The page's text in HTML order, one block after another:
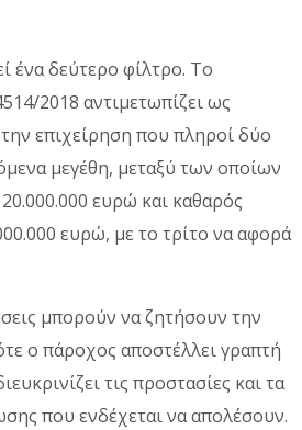
ένα δεύτερο φίλτρο. Το
2018 αντιμετωπίζει ως
επιχείρηση που πληροί δύο
μεγέθη, μεταξύ των οποίων
ευρώ και καθαρός
ευρώ, με το τρίτο να αφορά
μπορούν να ζητήσουν την
ο πάροχος αποστέλλει γραπτή
τις προστασίες και τα
που ενδέχεται να απολέσουν.